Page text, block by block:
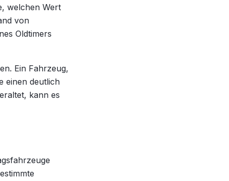
welchen Wert
von
Oldtimers
Ein Fahrzeug,
einen deutlich
kann es